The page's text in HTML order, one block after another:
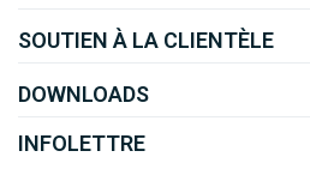
SOUTIEN À LA CLIENTÈLE
DOWNLOADS
INFOLETTRE